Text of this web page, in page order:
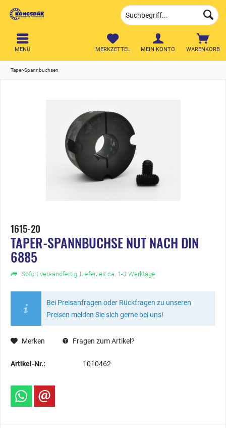
WARENKORB
MERKZETTEL MEIN KONTO
MENÜ
Taper-Spannbuchsen
1615-20
TAPER-SPANNBUCHSE NUT NACH DIN
6885
Sofort versandfertig, Lieferzeit ca. 1-3 Werktage
Bei Preisanfragen oder Rückfragen zu unseren
Preisen melden Sie sich gerne bei uns!
Merken Fragen zum Artikel?
Artikel-Nr.: 1010462